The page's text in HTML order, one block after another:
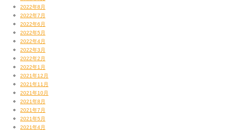
2022年8月
2022年7月
2022年6月
2022年5月
2022年4月
2022年3月
2022年2月
2022年1月
2021年12月
2021年11月
2021年10月
2021年8月
2021年7月
2021年5月
2021年4月